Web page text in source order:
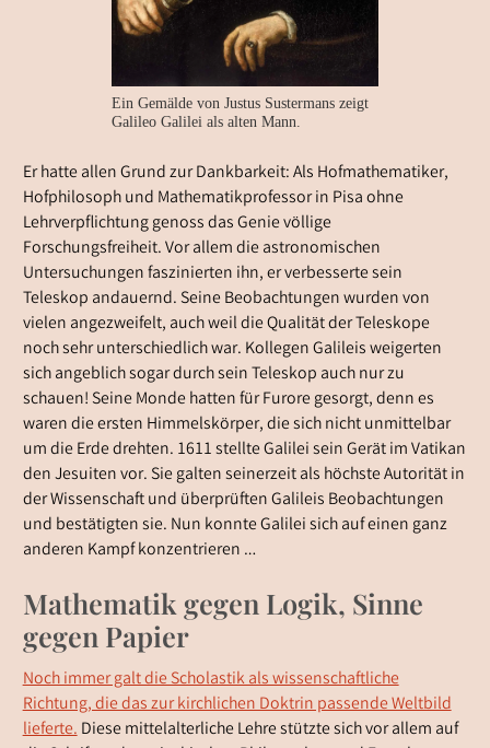
Ein Gemälde von Justus Sustermans zeigt
Galileo Galilei als alten Mann.
Er hatte allen Grund zur Dankbarkeit: Als Hofmathematiker,
Hofphilosoph und Mathematikprofessor in Pisa ohne
Lehrverpflichtung genoss das Genie völlige
Forschungsfreiheit. Vor allem die astronomischen
Untersuchungen faszinierten ihn, er verbesserte sein
Teleskop andauernd. Seine Beobachtungen wurden von
vielen angezweifelt, auch weil die Qualität der Teleskope
noch sehr unterschiedlich war. Kollegen Galileis weigerten
sich angeblich sogar durch sein Teleskop auch nur zu
schauen! Seine Monde hatten für Furore gesorgt, denn es
waren die ersten Himmelskörper, die sich nicht unmittelbar
um die Erde drehten. 1611 stellte Galilei sein Gerät im Vatikan
den Jesuiten vor. Sie galten seinerzeit als höchste Autorität in
der Wissenschaft und überprüften Galileis Beobachtungen
und bestätigten sie. Nun konnte Galilei sich auf einen ganz
anderen Kampf konzentrieren …
Mathematik gegen Logik, Sinne
gegen Papier
Noch immer galt die Scholastik als wissenschaftliche
Richtung, die das zur kirchlichen Doktrin passende Weltbild
lieferte.Diese mittelalterliche Lehre stützte sich vor allem auf